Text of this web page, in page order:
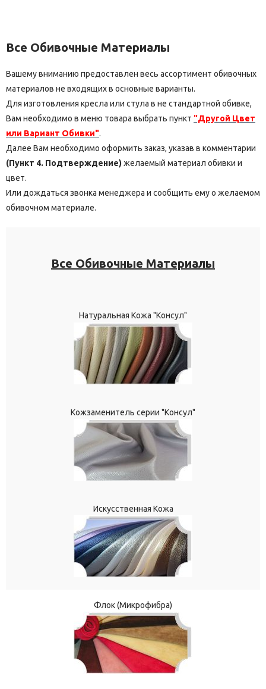
Все Обивочные Материалы
Вашему вниманию предоставлен весь ассортимент обивочных
материалов не входящих в основные варианты.
Для изготовления кресла или стула в не стандартной обивке,
Вам необходимо в меню товара выбрать пункт "Другой Цвет
или Вариант Обивки".
Далее Вам необходимо оформить заказ, указав в комментарии
(Пункт 4. Подтверждение) желаемый материал обивки и
цвет.
Или дождаться звонка менеджера и сообщить ему о желаемом
обивочном материале.
Все Обивочные Материалы
Натуральная Кожа "Консул"
Кожзаменитель серии "Консул"
Искусственная Кожа
Флок (Микрофибра)